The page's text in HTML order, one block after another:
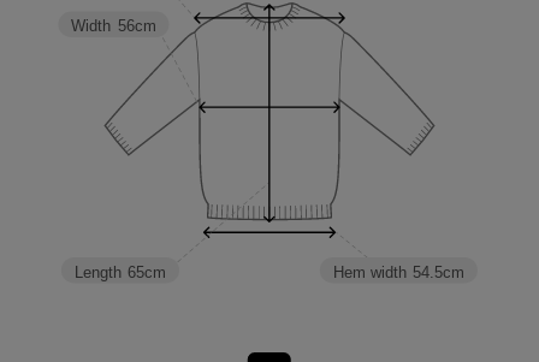
Hem width 54.5cm
Length 65cm
Width 56cm